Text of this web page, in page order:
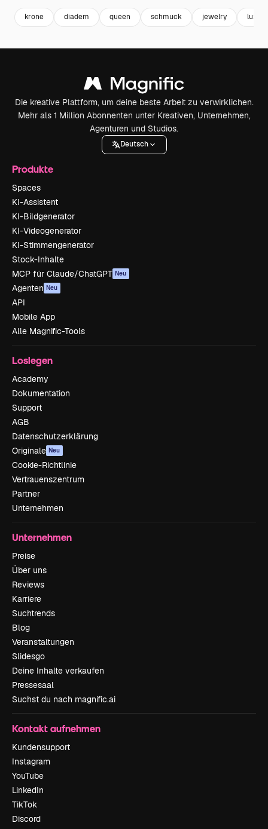
krone diadem queen schmuck jewelry luxury
Die kreative Plattform, um deine beste Arbeit zu verwirklichen.
Mehr als 1 Million Abonnenten unter Kreativen, Unternehmen,
Agenturen und Studios.
Deutsch
Produkte
Spaces
KI-Assistent
KI-Bildgenerator
KI-Videogenerator
KI-Stimmengenerator
Stock-Inhalte
MCP für Claude/ChatGPT Neu
Agenten Neu
API
Mobile App
Alle Magnific-Tools
Loslegen
Academy
Dokumentation
Support
AGB
Datenschutzerklärung
Originale Neu
Cookie-Richtlinie
Vertrauenszentrum
Partner
Unternehmen
Unternehmen
Preise
Über uns
Reviews
Karriere
Suchtrends
Blog
Veranstaltungen
Slidesgo
Deine Inhalte verkaufen
Pressesaal
Suchst du nach magnific.ai
Kontakt aufnehmen
Kundensupport
Instagram
YouTube
LinkedIn
TikTok
Discord